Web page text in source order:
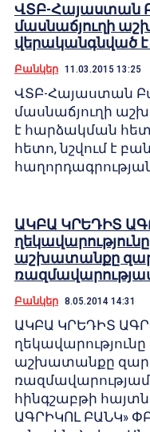
ՎՏԲ-Հայաստան
մասնաճյուղի
վերականգնված
Բանկեր 11.03.2015 13:25
ՎՏԲ-Հայաստան
մասնաճյուղի աշխատանքը վերականգնված
է հարձակման
հետո, նշվում է
ԱԿԲԱ ԿՐԵԴԻՏ
աշխատանքը
Բանկեր 8.05.2014 14:31
ԱԿԲԱ ԿՐԵԴԻՏ
աշխատանքը
հինգշաբթի հայտնեց «ԱԿԲԱ
ԱԳՐԻԿՈԼ ԲԱՆԿ»